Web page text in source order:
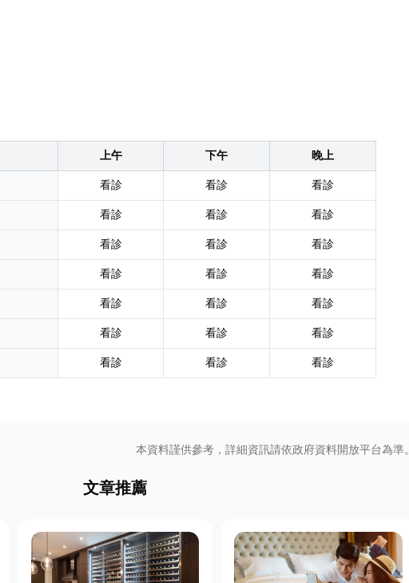
上午 下午
晚上
看診 看診
看診
看診 看診
看診
看診 看診
看診
看診 看診
看診
看診 看診
看診
看診 看診
看診
看診 看診 看診
本資料謹供參考，詳細資訊請依政府資料開放平台為準。
文章推薦